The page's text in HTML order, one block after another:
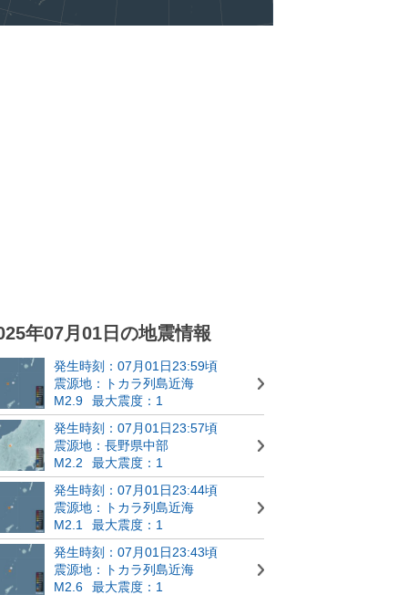
年07月01日の地震情報
発生時刻：07月01日23:59頃
震源地：トカラ列島近海
M2.9
最大震度：1
発生時刻：07月01日23:57頃
震源地：長野県中部
M2.2
最大震度：1
発生時刻：07月01日23:44頃
震源地：トカラ列島近海
M2.1
最大震度：1
発生時刻：07月01日23:43頃
震源地：トカラ列島近海
M2.6
最大震度：1